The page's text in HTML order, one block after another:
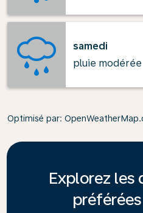
samedi
pluie modérée
Optimisé par:
Explorez les